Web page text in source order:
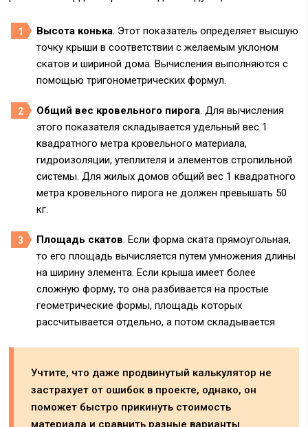
Высота конька. Этот показатель определяет высшую
точку крыши в соответствии с желаемым уклоном
скатов и шириной дома. Вычисления выполняются с
помощью тригонометрических формул.
Общий вес кровельного пирога. Для вычисления
этого показателя складывается удельный вес 1
квадратного метра кровельного материала,
гидроизоляции, утеплителя и элементов стропильной
системы. Для жилых домов общий вес 1 квадратного
метра кровельного пирога не должен превышать 50
кг.
Площадь скатов. Если форма ската прямоугольная,
то его площадь вычисляется путем умножения длины
на ширину элемента. Если крыша имеет более
сложную форму, то она разбивается на простые
геометрические формы, площадь которых
рассчитывается отдельно, а потом складывается.
Учтите, что даже продвинутый калькулятор не
застрахует от ошибок в проекте, однако, он
поможет быстро прикинуть стоимость